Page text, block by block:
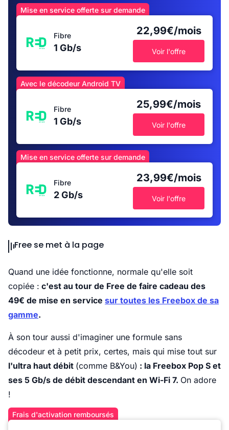
Mise en service offerte sur demande
Fibre
1 Gb/s
22,99€/mois
Voir l'offre
Avec le décodeur Android TV
Fibre
1 Gb/s
25,99€/mois
Voir l'offre
Mise en service offerte sur demande
Fibre
2 Gb/s
23,99€/mois
Voir l'offre
Free se met à la page
Quand une idée fonctionne, normale qu'elle soit
copiée : c'est au tour de Free de faire cadeau des
49€ de mise en service sur toutes les Freebox de sa
gamme.
À son tour aussi d'imaginer une formule sans
décodeur et à petit prix, certes, mais qui mise tout sur
l'ultra haut débit (comme B&You) : la Freebox Pop S et
ses 5 Gb/s de débit descendant en Wi-Fi 7. On adore
!
Frais d'activation remboursés